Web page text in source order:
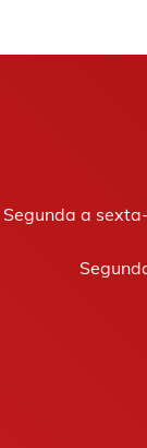
Segunda a